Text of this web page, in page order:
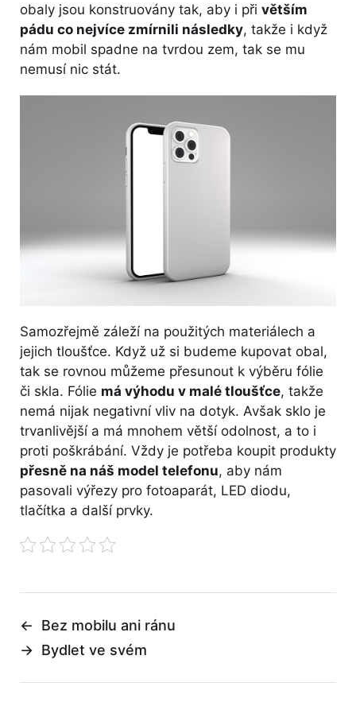
obaly jsou konstruovány tak, aby i při větším
pádu co nejvíce zmírnili následky, takže i když
nám mobil spadne na tvrdou zem, tak se mu
nemusí nic stát.
Samozřejmě záleží na použitých materiálech a
jejich tloušťce. Když už si budeme kupovat obal,
tak se rovnou můžeme přesunout k výběru fólie
či skla. Fólie má výhodu v malé tloušťce, takže
nemá nijak negativní vliv na dotyk. Avšak sklo je
trvanlivější a má mnohem větší odolnost, a to i
proti poškrábání. Vždy je potřeba koupit produkty
přesně na náš model telefonu, aby nám
pasovali výřezy pro fotoaparát, LED diodu,
tlačítka a další prvky.
←
Bez mobilu ani ránu
→ Bydlet ve svém